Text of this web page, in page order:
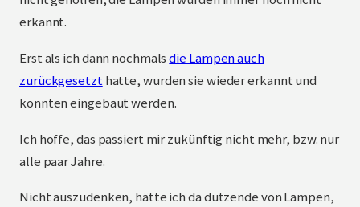
erkannt.
Erst als ich dann nochmalsdie Lampen auch
zurückgesetzthatte, wurden sie wieder erkannt und
konnten eingebaut werden.
Ich hoffe, das passiert mir zukünftig nicht mehr, bzw. nur
alle paar Jahre.
Nicht auszudenken, hätte ich da dutzende von Lampen,